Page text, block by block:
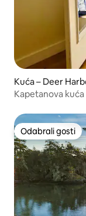
Kuća – Deer
Kapetanova
Odabrali gosti
Odabrali gosti